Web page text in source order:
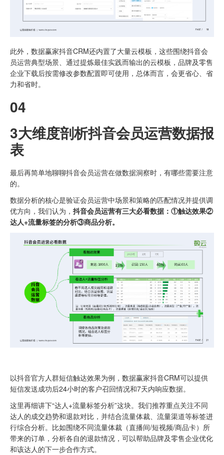
此外，数据赢家抖音CRM还内置了大量云模板，这些围绕抖音会
员运营典型场景、通过提炼最佳实践而输出的云模板，品牌及零售
企业下载后按需修改参数配置即可使用，总体而言，会更省心、省
力和省时。
04
3大维度剖析抖音会员运营数据报
表
最后再简单地聊聊抖音会员运营在做数据洞察时，有哪些需要注意
的。
数据分析的核心是验证会员运营中场景和策略的匹配情况并提供调
优方向，我们认为， 抖音会员运营有三大必看数据：①触达效果②
达人+流量标签的分析③商品分析。
以抖音官方人群短信触达效果为例，数据赢家抖音CRM可以提供
短信发送成功后24小时的客户召回情况和7天内响应数据。
这里再细讲下“达人+流量标签分析”这块。我们推荐重点关注不同
达人的成交趋势和退款对比，并结合流量体裁、流量渠道等标签进
行综合分析。比如围绕不同流量体裁（直播间/短视频/商品卡）所
带来的订单，分析各自的退款情况，可以帮助品牌及零售企业优化
和该达人的下一步合作方式。